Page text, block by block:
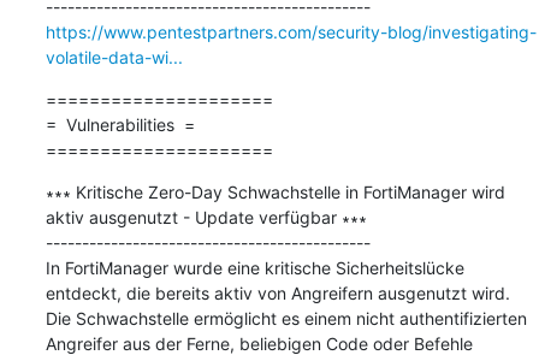
---------------------------------------------
https://www.pentestpartners.com/security-blog/investigating-
volatile-data-wi...
=====================
=  Vulnerabilities  =
=====================
∗∗∗ Kritische Zero-Day Schwachstelle in FortiManager wird
aktiv ausgenutzt - Update verfügbar ∗∗∗
---------------------------------------------
In FortiManager wurde eine kritische Sicherheitslücke
entdeckt, die bereits aktiv von Angreifern ausgenutzt wird.
Die Schwachstelle ermöglicht es einem nicht authentifizierten
Angreifer aus der Ferne, beliebigen Code oder Befehle